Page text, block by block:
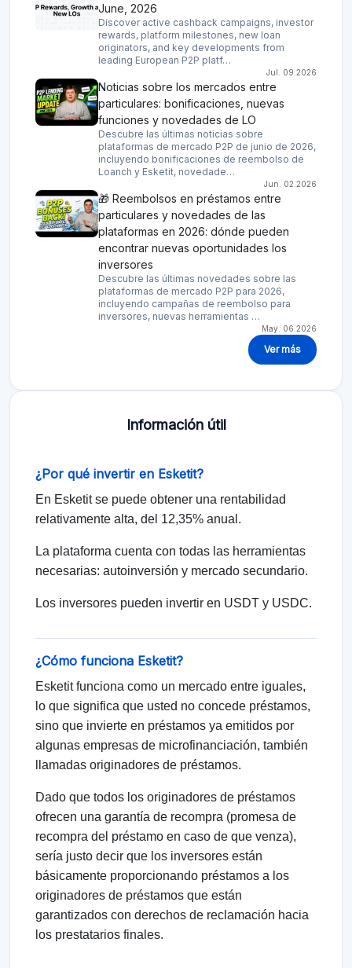
June, 2026
Discover active cashback campaigns, investor
rewards, platform milestones, new loan
originators, and key developments from
leading European P2P platf…
Jul. 09.2026
Noticias sobre los mercados entre
particulares: bonificaciones, nuevas
funciones y novedades de LO
Descubre las últimas noticias sobre
plataformas de mercado P2P de junio de 2026,
incluyendo bonificaciones de reembolso de
Loanch y Esketit, novedade…
Jun. 02.2026
🎁 Reembolsos en préstamos entre
particulares y novedades de las
plataformas en 2026: dónde pueden
encontrar nuevas oportunidades los
inversores
Descubre las últimas novedades sobre las
plataformas de mercado P2P para 2026,
incluyendo campañas de reembolso para
inversores, nuevas herramientas …
May. 06.2026
Ver más
Información útil
¿Por qué invertir en Esketit?
En Esketit se puede obtener una rentabilidad
relativamente alta, del 12,35% anual.
La plataforma cuenta con todas las herramientas
necesarias: autoinversión y mercado secundario.
Los inversores pueden invertir en USDT y USDC.
¿Cómo funciona Esketit?
Esketit funciona como un mercado entre iguales,
lo que significa que usted no concede préstamos,
sino que invierte en préstamos ya emitidos por
algunas empresas de microfinanciación, también
llamadas originadores de préstamos.
Dado que todos los originadores de préstamos
ofrecen una garantía de recompra (promesa de
recompra del préstamo en caso de que venza),
sería justo decir que los inversores están
básicamente proporcionando préstamos a los
originadores de préstamos que están
garantizados con derechos de reclamación hacia
los prestatarios finales.